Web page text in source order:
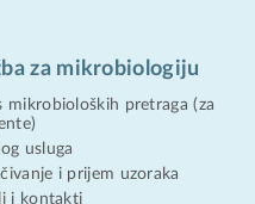
za mikrobiologiju
mikrobioloških pretraga (za
usluga
i prijem uzoraka
i kontakti